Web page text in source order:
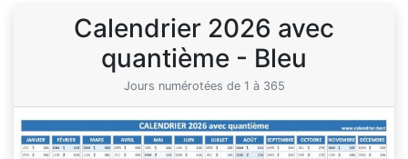
Calendrier 2026 avec
quantième - Bleu
Jours numérotées de 1 à 365